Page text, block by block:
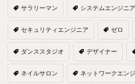
サラリーマン システムエンジニア
セキュリティエンジニア ゼロ
ダンススタジオ デザイナー
ネイルサロン ネットワークエン